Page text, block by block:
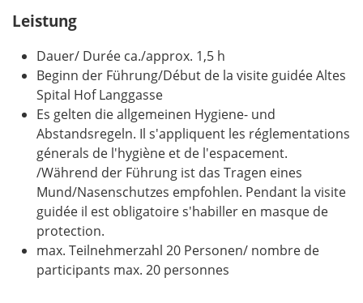
Leistung
Dauer/ Durée ca./approx. 1,5 h
Beginn der Führung/Début de la visite guidée Altes
Spital Hof Langgasse
Es gelten die allgemeinen Hygiene- und
Abstandsregeln. Il s'appliquent les réglementations
génerals de l'hygiène et de l'espacement.
/Während der Führung ist das Tragen eines
Mund/Nasenschutzes empfohlen. Pendant la visite
guidée il est obligatoire s'habiller en masque de
protection.
max. Teilnehmerzahl 20 Personen/ nombre de
participants max. 20 personnes